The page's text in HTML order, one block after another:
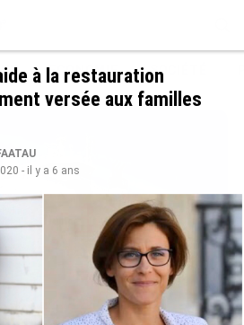
ECONOMIE SOCIÉTÉ
à la restauration
versée aux familles
- il y a 6 ans